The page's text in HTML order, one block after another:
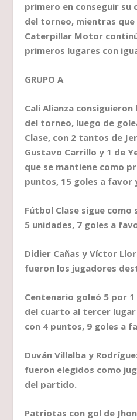
primero en conseguir su
del torneo, mientras que
Caterpillar Motor
primeros lugares con
GRUPO A
Cali Alianza
del torneo, luego de
Clase, con 2 tantos de
Gustavo Carrillo y 1 de
que se mantiene como
puntos, 15 goles a favor
Fútbol Clase sigue
5 unidades, 7 goles a
Didier Cañas y Víctor
fueron los jugadores
Centenario goleó 5 por 1
del cuarto al tercer
con 4 puntos, 9 goles a
Duván Villalba y
fueron elegidos como
del partido.
Patriotas con gol de